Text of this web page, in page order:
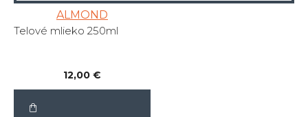
ALMOND
Telové mlieko 250ml
12,00 €